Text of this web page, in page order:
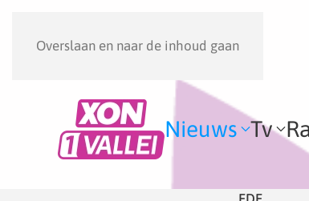
Overslaan en naar de inhoud gaan
Nieuws Tv